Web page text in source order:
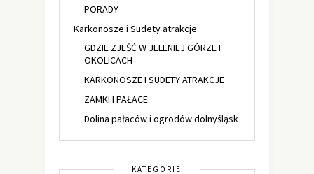
PORADY
Karkonosze i Sudety atrakcje
GDZIE ZJEŚĆ W JELENIEJ GÓRZE I
OKOLICACH
KARKONOSZE I SUDETY ATRAKCJE
ZAMKI I PAŁACE
Dolina pałaców i ogrodów dolnyśląsk
KATEGORIE